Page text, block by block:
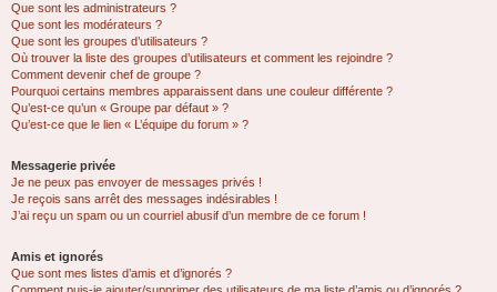
Que sont les administrateurs ?
Que sont les modérateurs ?
Que sont les groupes d’utilisateurs ?
Où trouver la liste des groupes d’utilisateurs et comment les rejoindre ?
Comment devenir chef de groupe ?
Pourquoi certains membres apparaissent dans une couleur différente ?
Qu’est-ce qu’un « Groupe par défaut » ?
Qu’est-ce que le lien « L’équipe du forum » ?
Messagerie privée
Je ne peux pas envoyer de messages privés !
Je reçois sans arrêt des messages indésirables !
J’ai reçu un spam ou un courriel abusif d’un membre de ce forum !
Amis et ignorés
Que sont mes listes d’amis et d’ignorés ?